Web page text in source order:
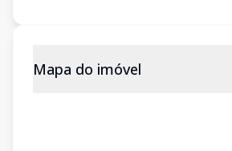
Mapa do imóvel